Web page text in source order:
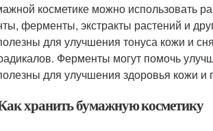
косметике можно использовать
ферменты, экстракты растений и
для улучшения тонуса кожи и
Ферменты могут помочь
для улучшения здоровья кожи
хранить бумажную косметику